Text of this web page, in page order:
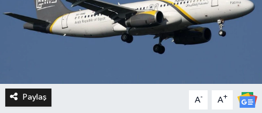
Paylaş A- A+